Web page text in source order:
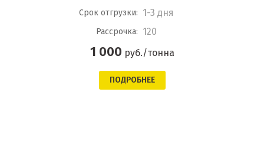
Срок отгрузки: 1-3 дня
Рассрочка: 120
1 000 руб./тонна
ПОДРОБНЕЕ